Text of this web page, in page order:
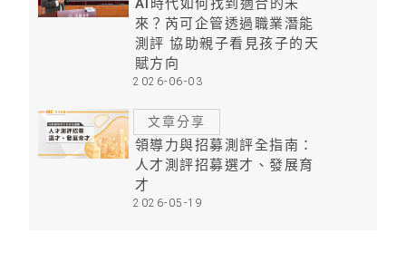
來？芮可企管透過職業潛能
測評 協助親子看見孩子的天
賦方向
2026-06-03
文章分享
領導力與招募測評全指南：
人才測評招募選才、發展育
才
2026-05-19